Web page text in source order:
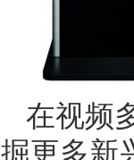
在视频
掘更多新